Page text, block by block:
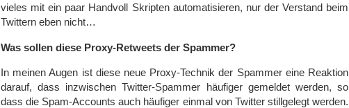
vieles mit ein paar Handvoll Skripten automatisieren, nur der Verstand beim
Twittern eben nicht…
Was sollen diese Proxy-Retweets der Spammer?
In meinen Augen ist diese neue Proxy-Technik der Spammer eine Reaktion
darauf, dass inzwischen Twitter-Spammer häufiger gemeldet werden, so
dass die Spam-Accounts auch häufiger einmal von Twitter stillgelegt werden.